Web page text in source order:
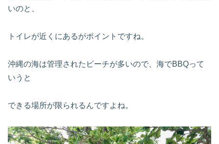
いのと、
トイレが近くにあるがポイントですね。
沖縄の海は管理されたビーチが多いので、海でBBQって
いうと
できる場所が限られるんですよね。